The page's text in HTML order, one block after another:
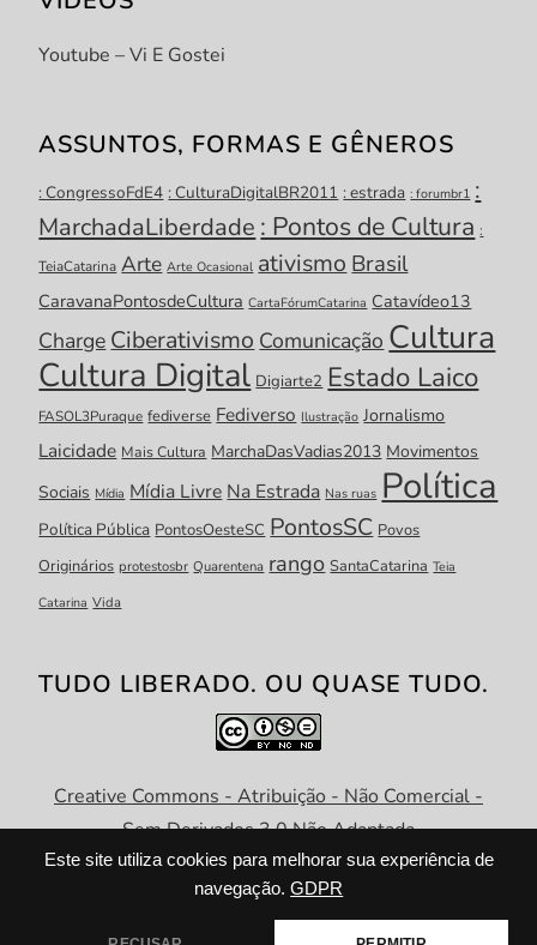
Este site utiliza cookies para melhorar sua experiência de
navegação. GDPR
Youtube – Vi E Gostei
ASSUNTOS, FORMAS E GÊNEROS
: CongressoFdE4 : CulturaDigitalBR2011 : estrada : forumbr1 :
MarchadaLiberdade : Pontos de Cultura :
TeiaCatarina Arte Arte Ocasional ativismo Brasil
CaravanaPontosdeCultura CartaFórumCatarina Catavídeo13
Charge Ciberativismo Comunicação Cultura
Cultura Digital Digiarte2 Estado Laico
FASOL3Puraque fediverse Fediverso Ilustração Jornalismo
Laicidade Mais Cultura MarchaDasVadias2013 Movimentos
Sociais Mídia Mídia Livre Na Estrada Nas ruas Política
Política Pública PontosOesteSC PontosSC Povos
Originários protestosbr Quarentena rango SantaCatarina Teia
Catarina Vida
TUDO LIBERADO. OU QUASE TUDO.
Creative Commons - Atribuição - Não Comercial -
Sem Derivados 3.0 Não Adaptada